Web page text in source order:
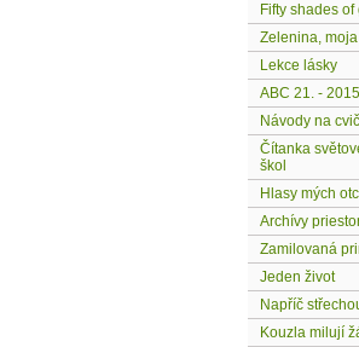
Fifty shades of
Zelenina,
Lekce lásky
ABC 21. - 2015
Návody na
Čítanka
škol
Hlasy mých
Archívy
Zamilovaná
Jeden život
Napříč
Kouzla milují